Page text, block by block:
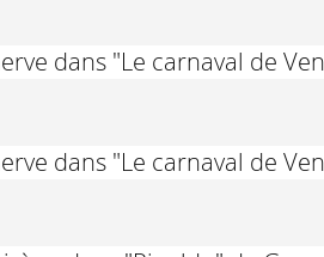
dans "Le carnaval de
dans "Le carnaval de